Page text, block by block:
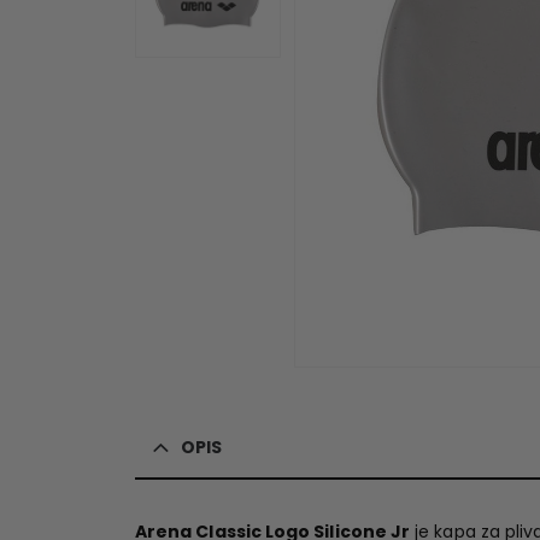
OPIS
Arena Classic Logo Silicone Jr je kapa za